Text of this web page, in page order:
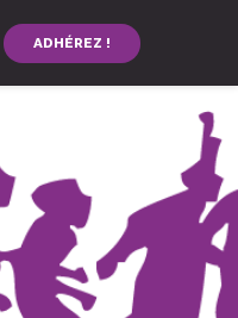
ADHÉREZ !